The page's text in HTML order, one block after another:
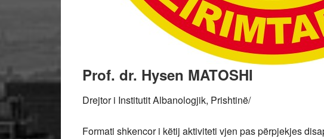
Prof. dr. Hysen MATOSHI
Drejtor i Institutit Albanologjik, Prishtinë/
Formati shkencor i këtij aktiviteti vjen pas përpjekjes